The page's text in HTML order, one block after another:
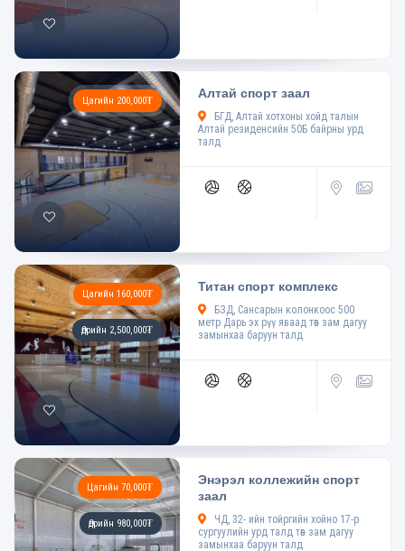
Цагийн 200,000₮
Алтай спорт заал
БГД, Алтай хотхоны хойд талын
Алтай резиденсийн 50Б байрны урд
талд
Цагийн 160,000₮
Өдрийн 2,500,000₮
Титан спорт комплекс
БЗД, Сансарын колонкоос 500
метр Дарь эх рүү яваад төв зам дагуу
замынхаа баруун талд
Цагийн 70,000₮
Өдрийн 980,000₮
Энэрэл коллежийн спорт
заал
ЧД, 32- ийн тойргийн хойно 17-р
сургуулийн урд талд төв зам дагуу
замынхаа баруун талд